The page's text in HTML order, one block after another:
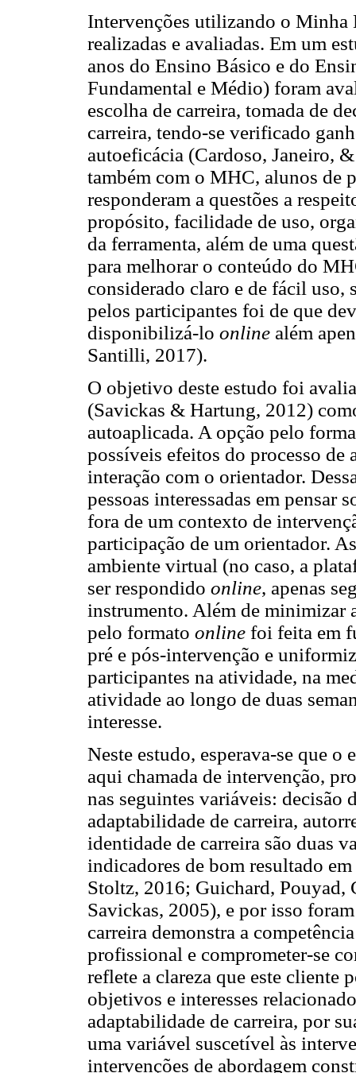
Intervenções utilizando o Minha
realizadas e avaliadas. Em um
anos do Ensino Básico e do
Fundamental e Médio) foram
escolha de carreira, tomada de
carreira, tendo-se verificado
autoeficácia (Cardoso, Janeiro,
também com o MHC, alunos de
responderam a questões a
propósito, facilidade de uso,
da ferramenta, além de uma
para melhorar o conteúdo do
considerado claro e de fácil uso,
pelos participantes foi de que
disponibilizá-lo online além
Santilli, 2017).
O objetivo deste estudo foi
(Savickas & Hartung, 2012)
autoaplicada. A opção pelo
possíveis efeitos do processo de
interação com o orientador.
pessoas interessadas em pensar
fora de um contexto de
participação de um orientador.
ambiente virtual (no caso, a
ser respondido online, apenas
instrumento. Além de minimizar
pelo formato online foi feita em
pré e pós-intervenção e
participantes na atividade, na
atividade ao longo de duas
interesse.
Neste estudo, esperava-se que
aqui chamada de intervenção,
nas seguintes variáveis: decisão
adaptabilidade de carreira,
identidade de carreira são duas
indicadores de bom resultado
Stoltz, 2016; Guichard,
Savickas, 2005), e por isso
carreira demonstra a
profissional e comprometer-se
reflete a clareza que este cliente
objetivos e interesses
adaptabilidade de carreira, por
uma variável suscetível às
intervenções de abordagem